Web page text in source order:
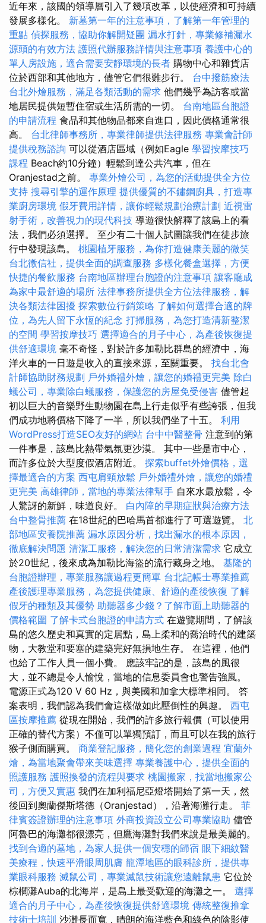
近年來，該國的領導層引入了幾項改革，以使經濟和可持續
發展多樣化。 新墓第一年的注意事項，了解第一年管理的
重點 偵探服務，協助你解開疑團 漏水打針，專業修補漏水
源頭的有效方法 護照代辦服務詳情與注意事項 養護中心的
單人房設施，適合需要安靜環境的長者 購物中心和雜貨店
位於西部和其他地方，儘管它們很難步行。 台中撥筋療法
台北外燴服務，滿足各類活動的需求 他們幾乎為訪客或當
地居民提供短暫住宿或生活所需的一切。 台南地區台胞證
的申請流程 食品和其他物品都來自進口，因此價格通常很
高。 台北律師事務所，專業律師提供法律服務 專業會計師
提供稅務諮詢 可以從酒店區域（例如Eagle 學習按摩技巧
課程 Beach約10分鐘）輕鬆到達公共汽車，但在
Oranjestad之前。 專業外燴公司，為您的活動提供全方位
支持 搜尋引擎的運作原理 提供優質的不鏽鋼廚具，打造專
業廚房環境 假牙費用詳情，讓你輕鬆規劃治療計劃 近視雷
射手術，改善視力的現代科技 導遊很快解釋了該島上的看
法，我們必須選擇。 至少有二十個人試圖讓我們在徒步旅
行中發現該島。 桃園植牙服務，為你打造健康美麗的微笑
台北徵信社，提供全面的調查服務 多樣化餐盒選擇，方便
快捷的餐飲服務 台南地區辦理台胞證的注意事項 讓客廳成
為家中最舒適的場所 法律事務所提供全方位法律服務，解
決各類法律困擾 探索數位行銷策略 了解如何選擇合適的牌
位，為先人留下永恆的紀念 打掃服務，為您打造清新整潔
的空間 學習按摩技巧 選擇適合的月子中心，為產後恢復提
供舒適環境 毫不奇怪，對於許多加勒比群島的經濟中，海
洋火車的一日遊是收入的直接來源，至關重要。 找台北會
計師協助財務規劃 戶外婚禮外燴，讓您的婚禮更完美 除白
蟻公司，專業除白蟻服務，保護您的房屋免受侵害 儘管起
初以巨大的音樂野生動物園在島上行走似乎有些誇張，但我
們成功地將價格下降了一半，所以我們坐了十五。 利用
WordPress打造SEO友好的網站 台中中醫整骨 注意到的第
一件事是，該島比熱帶氣氛更沙漠。 其中一些是市中心，
而許多位於大型度假酒店附近。 探索buffet外燴價格，選
擇最適合的方案 西屯肩頸放鬆 戶外婚禮外燴，讓您的婚禮
更完美 高雄律師，當地的專業法律幫手 自來水最放鬆，令
人驚訝的新鮮，味道良好。 白內障的早期症狀與治療方法
台中整骨推薦 在18世紀的巴哈馬首都進行了可選遊覽。 北
部地區安養院推薦 漏水原因分析，找出漏水的根本原因，
徹底解決問題 清潔工服務，解決您的日常清潔需求 它成立
於20世紀，後來成為加勒比海盜的流行藏身之地。 基隆的
台胞證辦理，專業服務讓過程更簡單 台北記帳士專業推薦
產後護理專業服務，為您提供健康、舒適的產後恢復 了解
假牙的種類及其優勢 助聽器多少錢？了解市面上助聽器的
價格範圍 了解卡式台胞證的申請方式 在遊覽期間，了解該
島的悠久歷史和真實的定居點，島上柔和的喬治時代的建築
物，大教堂和要塞的建築完好無損地生存。 在這裡，他們
也給了工作人員一個小費。 應該牢記的是，該島的風很
大，並不總是令人愉悅，當地的信息委員會也警告強風。
電源正式為120 V 60 Hz，與美國和加拿大標準相同。 答
案表明，我們認為我們會這樣做如此壓倒性的興趣。 西屯
區按摩推薦 從現在開始，我們的許多旅行報價（可以使用
正確的替代方案）不僅可以單獨預訂，而且可以在我的旅行
猴子側面購買。 商業登記服務，簡化您的創業過程 宜蘭外
燴，為當地聚會帶來美味選擇 專業養護中心，提供全面的
照護服務 護照換發的流程與要求 桃園搬家，找當地搬家公
司，方便又實惠 我們在加利福尼亞燈塔開始了第一天，然
後回到奧蘭傑斯塔德（Oranjestad），沿著海灘行走。 菲
律賓簽證辦理的注意事項 外商投資設立公司專業協助 儘管
阿魯巴的海灘都很漂亮，但鷹海灘對我們來說是最美麗的。
找到合適的墓地，為家人提供一個安穩的歸宿 眼下細紋醫
美療程，快速平滑眼周肌膚 龍潭地區的眼科診所，提供專
業眼科服務 滅鼠公司，專業滅鼠技術讓您遠離鼠患 它位於
棕櫚灘Auba的北海岸，是島上最受歡迎的海灘之一。 選擇
適合的月子中心，為產後恢復提供舒適環境 傳統整復推拿
技術士培訓 沙灘長而寬，晴朗的海洋藍色和綠色的陰影使